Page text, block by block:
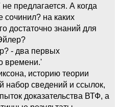
предлагается. А когда
сочинил? на каких
достаточно знаний для
- два первых
времени.'
историю теории
набор сведений и ссылок,
доказательства ВТФ, а